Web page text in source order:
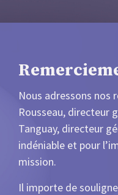
Nous adressons nos
Rousseau, directeur
Tanguay, directeur
indéniable et pour
mission.
Il importe de